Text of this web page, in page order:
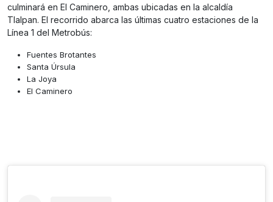
culminará en El Caminero, ambas ubicadas en la alcaldía
Tlalpan. El recorrido abarca las últimas cuatro estaciones de la
Línea 1 del Metrobús:
Fuentes Brotantes
Santa Úrsula
La Joya
El Caminero